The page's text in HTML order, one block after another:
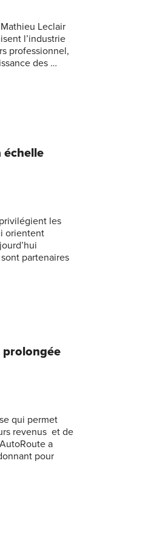
Leclair
l’industrie
professionnel,
des …
échelle
les
orientent
partenaires
prolongée
qui permet
revenus et de
a
pour